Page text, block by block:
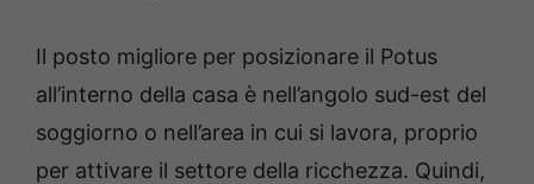
Il posto migliore per posizionare il Potus
all’interno della casa è nell’angolo sud-est del
soggiorno o nell’area in cui si lavora, proprio
per attivare il settore della ricchezza. Quindi,